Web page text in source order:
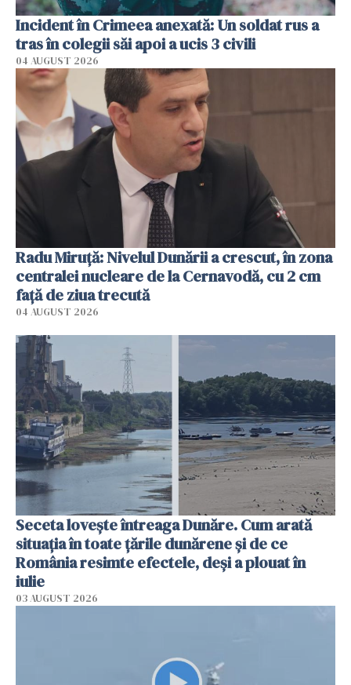
Incident în Crimeea anexată: Un soldat rus a
tras în colegii săi apoi a ucis 3 civili
04 AUGUST 2026
Radu Miruţă: Nivelul Dunării a crescut, în zona
centralei nucleare de la Cernavodă, cu 2 cm
faţă de ziua trecută
04 AUGUST 2026
Seceta lovește întreaga Dunăre. Cum arată
situația în toate țările dunărene și de ce
România resimte efectele, deși a plouat în
iulie
03 AUGUST 2026